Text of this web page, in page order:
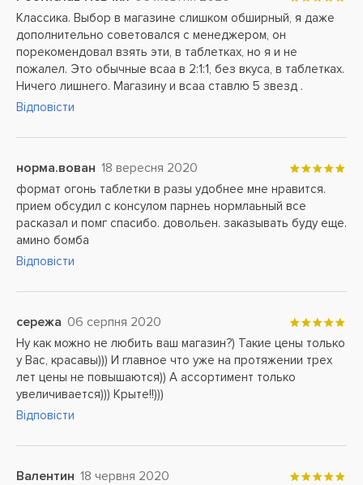
Классика. Выбор в магазине слишком обширный, я даже
дополнительно советовался с менеджером, он
порекомендовал взять эти, в таблетках, но я и не
пожалел. Это обычные всаа в 2:1:1, без вкуса, в таблетках.
Ничего лишнего. Магазину и всаа ставлю 5 звезд .
Відповісти
норма.вован 18 вересня 2020
формат огонь таблетки в разы удобнее мне нравится.
прием обсудил с консулом парнеь нормлаьный все
расказал и помг спасибо. довольен. заказывать буду еще.
амино бомба
Відповісти
сережа 06 серпня 2020
Ну как можно не любить ваш магазин?) Такие цены только
у Вас, красавы))) И главное что уже на протяжении трех
лет цены не повышаются)) А ассортимент только
увеличивается))) Крыте!!)))
Відповісти
Валентин 18 червня 2020